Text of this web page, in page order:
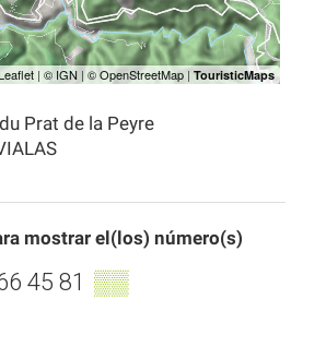
Prat de la Peyre
mostrar el(los) número(s)
45 81 ▒▒